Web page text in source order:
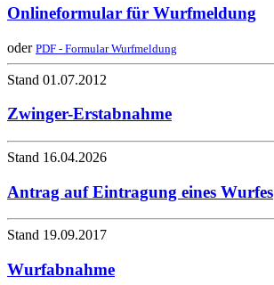
Onlineformular für Wurfmeldung
oder PDF - Formular Wurfmeldung
Stand 01.07.2012
Zwinger-Erstabnahme
Stand 16.04.2026
Antrag auf Eintragung eines Wurfes
Stand 19.09.2017
Wurfabnahme